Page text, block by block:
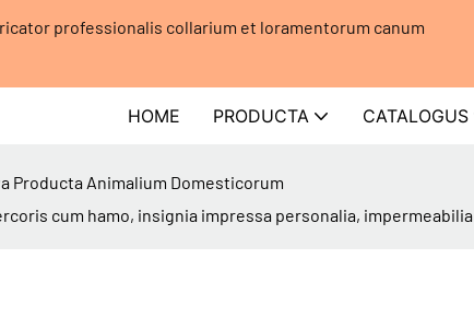
professionalis collarium et loramentorum canum
HOME PRODUCTA CATALOGUS
Producta Animalium Domesticorum
cum hamo, insignia impressa personalia,